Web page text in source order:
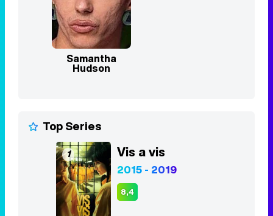
Samantha
Hudson
Top Series
1 Vis a vis
2015 - 2019
8,4